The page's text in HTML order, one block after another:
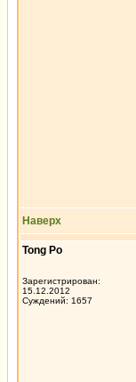
Наверх
Tong Po
Зарегистрирован:
15.12.2012
Суждений: 1657